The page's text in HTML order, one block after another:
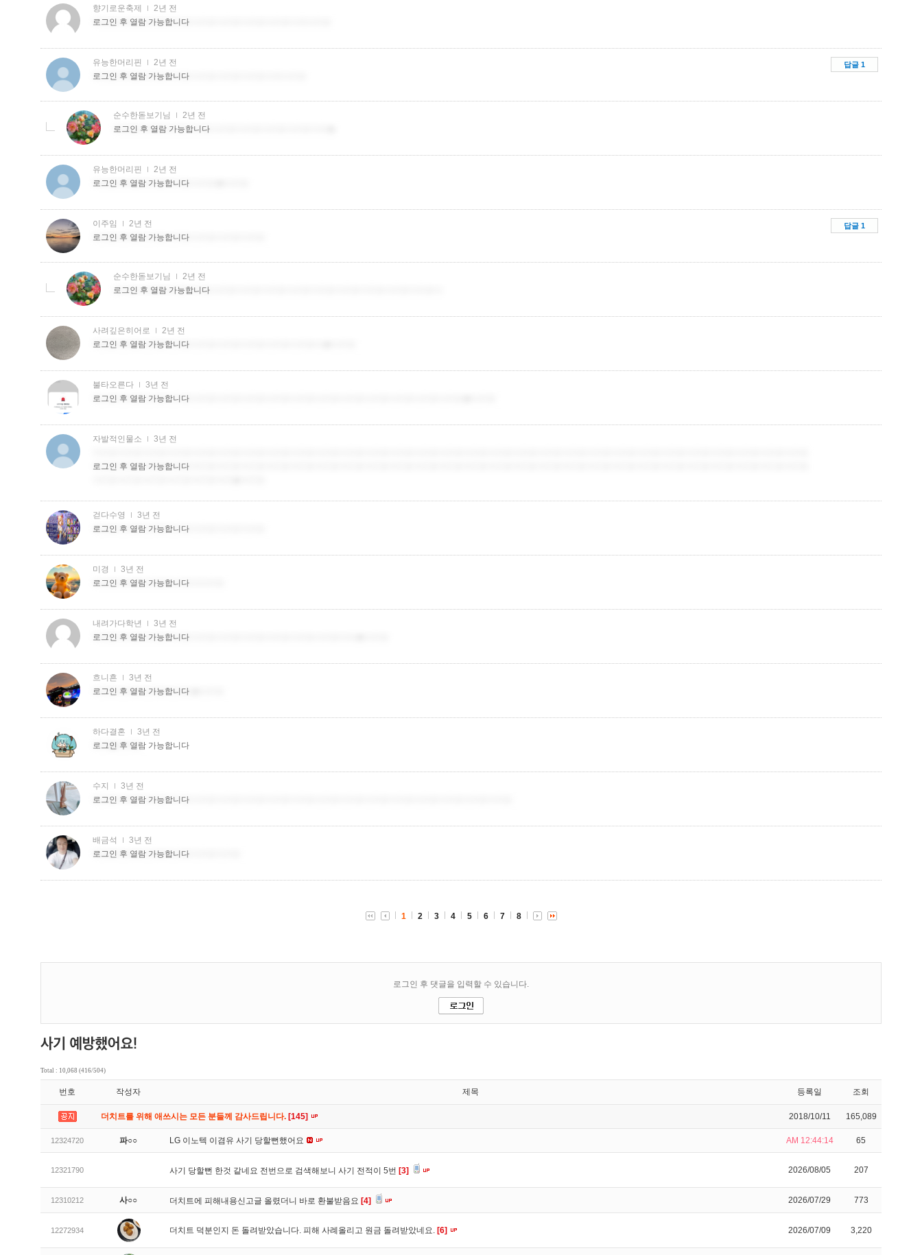
Total : 10,068 (416/504)
번호 작성자 제목 등록일 조회
더치트를 위해 애쓰시는 모든 분들께 감사드립니다. [145] 2018/10/11 165,089
12324720 파○○ LG 이노텍 이겸유 사기 당할뻔했어요 AM 12:44:14 65
12321790 사기 당할뻔 한것 같네요 전번으로 검색해보니 사기 전적이 5번 [3] 2026/08/05 207
12310212 사○○ 더치트에 피해내용신고글 올렸더니 바로 환불받음요 [4] 2026/07/29 773
12272934 더치트 덕분인지 돈 돌려받았습니다. 피해 사례올리고 원금 돌려받았네요. [6] 2026/07/09 3,220